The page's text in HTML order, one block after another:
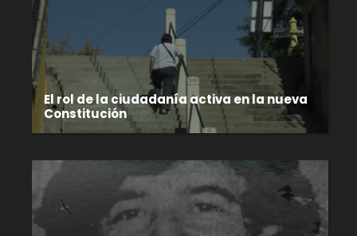
El rol de la ciudadanía activa en la nueva
Constitución